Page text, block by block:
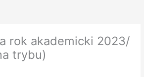
rok akademicki 2023/
trybu)